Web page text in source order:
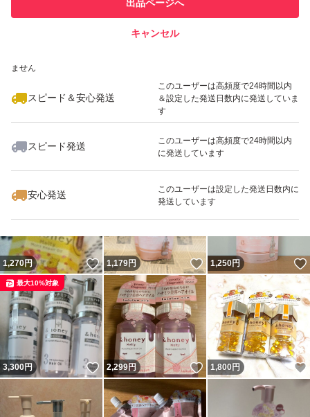
での取引実績があります
ません
スピード＆安心発送
このユーザーは高頻度で24時間以内
＆設定した発送日数内に発送していま
す
スピード発送
このユーザーは高頻度で24時間以内
に発送しています
安心発送
このユーザーは設定した発送日数内に
発送しています
出品ページへ
キャンセル
いいね！
1,300
1,270円 いいね！
1,179円 いいね！
1,250円
3,300円 いいね！
最大10%対象
2,299円 いいね！
1,800 円